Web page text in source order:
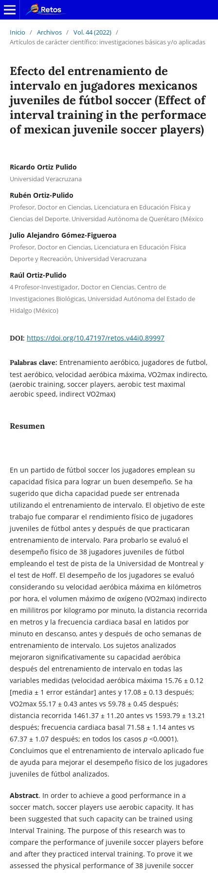
Inicio / Archivos / Vol. 44 (2022) /
Artículos de carácter científico: investigaciones básicas y/o aplicadas
Efecto del entrenamiento de
intervalo en jugadores mexicanos
juveniles de fútbol soccer (Effect of
interval training in the performace
of mexican juvenile soccer players)
Ricardo Ortiz Pulido
Universidad Veracruzana
Rubén Ortiz-Pulido
Profesor, Doctor en Ciencias, Licenciatura en Educación Física y
Ciencias del Deporte. Universidad Autónoma de Querétaro (México
Julio Alejandro Gómez-Figueroa
Profesor, Doctor en Ciencias, Licenciatura en Educación Física
Deporte y Recreación, Universidad Veracruzana
Raúl Ortiz-Pulido
4 Profesor-Investigador, Doctor en Ciencias. Centro de
Investigaciones Biológicas, Universidad Autónoma del Estado de
Hidalgo (México)
DOI: https://doi.org/10.47197/retos.v44i0.89997
Palabras clave: Entrenamiento aeróbico, jugadores de futbol,
test aeróbico, velocidad aeróbica máxima, VO2max indirecto,
(aerobic training, soccer players, aerobic test maximal
aerobic speed, indirect VO2max)
Resumen
En un partido de fútbol soccer los jugadores emplean su
capacidad física para lograr un buen desempeño. Se ha
sugerido que dicha capacidad puede ser entrenada
utilizando el entrenamiento de intervalo. El objetivo de este
trabajo fue comparar el rendimiento físico de jugadores
juveniles de fútbol antes y después de que practicaran
entrenamiento de intervalo. Para probarlo se evaluó el
desempeño físico de 38 jugadores juveniles de fútbol
empleando el test de pista de la Universidad de Montreal y
el test de Hoff. El desempeño de los jugadores se evaluó
considerando su velocidad aeróbica máxima en kilómetros
por hora, el volumen máximo de oxígeno (VO2max) indirecto
en mililitros por kilogramo por minuto, la distancia recorrida
en metros y la frecuencia cardiaca basal en latidos por
minuto en descanso, antes y después de ocho semanas de
entrenamiento de intervalo. Los sujetos analizados
mejoraron significativamente su capacidad aeróbica
después del entrenamiento de intervalo en todas las
variables medidas (velocidad aeróbica máxima 15.76 ± 0.12
[media ± 1 error estándar] antes y 17.08 ± 0.13 después;
VO2max 55.17 ± 0.43 antes vs 59.78 ± 0.45 después;
distancia recorrida 1461.37 ± 11.20 antes vs 1593.79 ± 13.21
después; frecuencia cardiaca basal 71.58 ± 1.14 antes vs
67.37 ± 1.07 después; en todos los casos p<0.0001).
Concluimos que el entrenamiento de intervalo aplicado fue
de ayuda para mejorar el desempeño físico de los jugadores
juveniles de fútbol analizados.
Abstract. In order to achieve a good performance in a
soccer match, soccer players use aerobic capacity. It has
been suggested that such capacity can be trained using
Interval Training. The purpose of this research was to
compare the performance of juvenile soccer players before
and after they practiced interval training. To prove it we
assessed the physical performance of 38 juvenile soccer